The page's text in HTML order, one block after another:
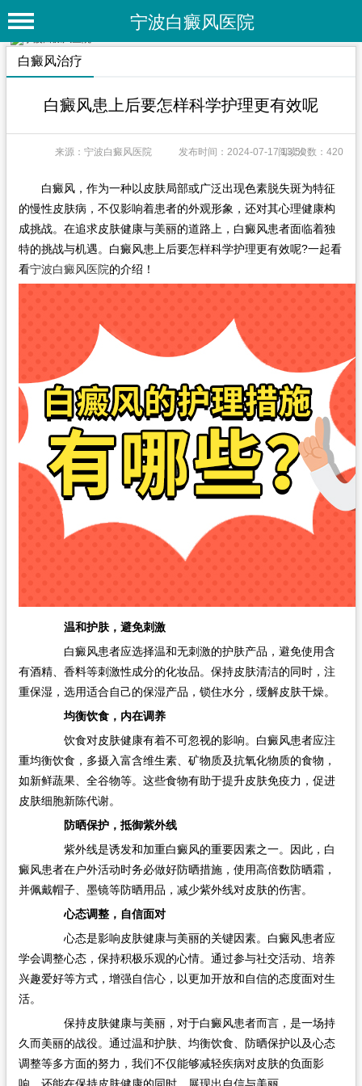
宁波白癜风医院
首 页
专家团队
特色疗法
白癜风常识
白癜风人群
白癜风部位
白癜风治疗
白癜风患上后要怎样科学护理更有效呢
来源：宁波白癜风医院 发布时间：2024-07-17 13:50阅读次数：420
白癜风，作为一种以皮肤局部或广泛出现色素脱失斑为特征
的慢性皮肤病，不仅影响着患者的外观形象，还对其心理健康构
成挑战。在追求皮肤健康与美丽的道路上，白癜风患者面临着独
特的挑战与机遇。白癜风患上后要怎样科学护理更有效呢?一起看
看宁波白癜风医院的介绍！
温和护肤，避免刺激
白癜风患者应选择温和无刺激的护肤产品，避免使用含
有酒精、香料等刺激性成分的化妆品。保持皮肤清洁的同时，注
重保湿，选用适合自己的保湿产品，锁住水分，缓解皮肤干燥。
均衡饮食，内在调养
饮食对皮肤健康有着不可忽视的影响。白癜风患者应注
重均衡饮食，多摄入富含维生素、矿物质及抗氧化物质的食物，
如新鲜蔬果、全谷物等。这些食物有助于提升皮肤免疫力，促进
皮肤细胞新陈代谢。
防晒保护，抵御紫外线
紫外线是诱发和加重白癜风的重要因素之一。因此，白
癜风患者在户外活动时务必做好防晒措施，使用高倍数防晒霜，
并佩戴帽子、墨镜等防晒用品，减少紫外线对皮肤的伤害。
心态调整，自信面对
心态是影响皮肤健康与美丽的关键因素。白癜风患者应
学会调整心态，保持积极乐观的心情。通过参与社交活动、培养
兴趣爱好等方式，增强自信心，以更加开放和自信的态度面对生
活。
保持皮肤健康与美丽，对于白癜风患者而言，是一场持
久而美丽的战役。通过温和护肤、均衡饮食、防晒保护以及心态
调整等多方面的努力，我们不仅能够减轻疾病对皮肤的负面影